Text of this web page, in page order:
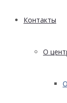
Контакты
О